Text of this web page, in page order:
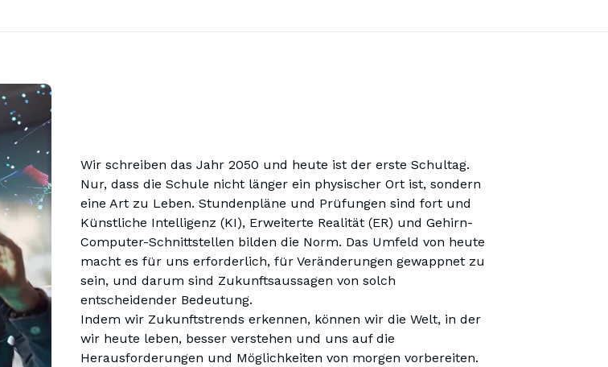
Wir schreiben das Jahr 2050 und heute ist der erste Schultag.
Nur, dass die Schule nicht länger ein physischer Ort ist, sondern
eine Art zu Leben. Stundenpläne und Prüfungen sind fort und
Künstliche Intelligenz (KI), Erweiterte Realität (ER) und Gehirn-
Computer-Schnittstellen bilden die Norm. Das Umfeld von heute
macht es für uns erforderlich, für Veränderungen gewappnet zu
sein, und darum sind Zukunftsaussagen von solch
Indem wir Zukunftstrends erkennen, können wir die Welt, in der
wir heute leben, besser verstehen und uns auf die
Herausforderungen und Möglichkeiten von morgen vorbereiten.